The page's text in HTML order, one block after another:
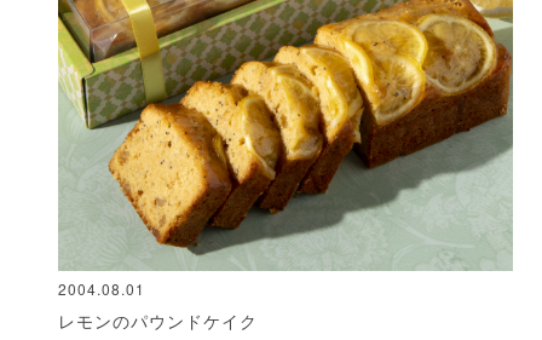
2004.08.01
レモンのパウンドケイク